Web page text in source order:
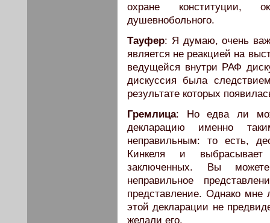
охране конституции,
душевнобольного.
Тауфер: Я думаю, очень
является не реакцией на
ведущейся внутри РАФ
дискуссия была
результате которых
Гремлица: Но едва ли
декларацию именно
неправильным: то есть,
Кинкеля и
заключенных. Вы
неправильное
представление. Однако мне
этой декларации не
желали его.